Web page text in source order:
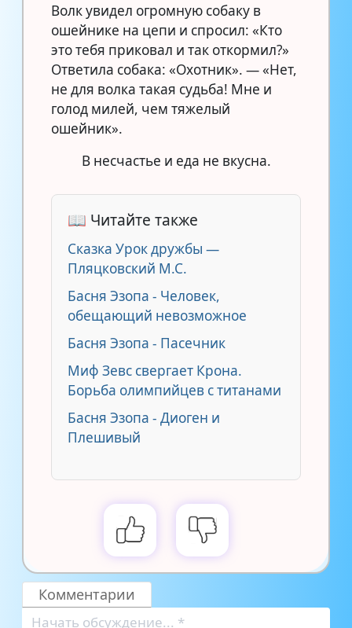
Волк увидел огромную собаку в
ошейнике на цепи и спросил: «Кто
это тебя приковал и так откормил?»
Ответила собака: «Охотник». — «Нет,
не для волка такая судьба! Мне и
голод милей, чем тяжелый
ошейник».
В несчастье и еда не вкусна.
📖 Читайте также
Сказка Урок дружбы —
Пляцковский М.С.
Басня Эзопа - Человек,
обещающий невозможное
Басня Эзопа - Пасечник
Миф Зевс свергает Крона.
Борьба олимпийцев с титанами
Басня Эзопа - Диоген и
Плешивый
Комментарии